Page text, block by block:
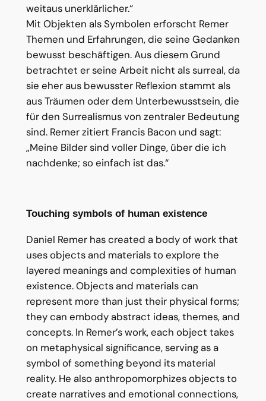
weitaus unerklärlicher.“
Mit Objekten als Symbolen erforscht Remer
Themen und Erfahrungen, die seine Gedanken
bewusst beschäftigen. Aus diesem Grund
betrachtet er seine Arbeit nicht als surreal, da
sie eher aus bewusster Reflexion stammt als
aus Träumen oder dem Unterbewusstsein, die
für den Surrealismus von zentraler Bedeutung
sind. Remer zitiert Francis Bacon und sagt:
„Meine Bilder sind voller Dinge, über die ich
nachdenke; so einfach ist das.“
Touching symbols of human existence
Daniel Remer has created a body of work that
uses objects and materials to explore the
layered meanings and complexities of human
existence. Objects and materials can
represent more than just their physical forms;
they can embody abstract ideas, themes, and
concepts. In Remer’s work, each object takes
on metaphysical significance, serving as a
symbol of something beyond its material
reality. He also anthropomorphizes objects to
create narratives and emotional connections,